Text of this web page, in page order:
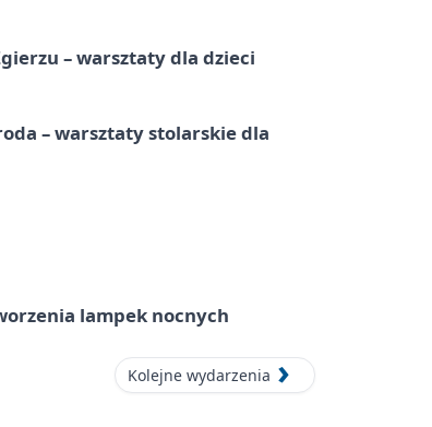
– warsztaty dla dzieci
– warsztaty stolarskie dla
lampek nocnych
Kolejne wydarzenia